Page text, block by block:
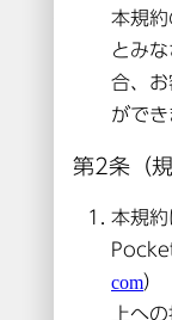
本コン